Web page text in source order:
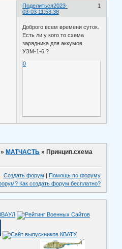
Поделиться 1
2023-
03-03 11:53:38
Доброго всем времени суток.
Есть ли у кого то схема
зарядника для аккумов
УЗМ-1-6 ?
0
» МАТЧАСТЬ » Принцип.схема
Создать форум | Помощь по форуму